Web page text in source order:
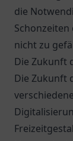
die
nicht zu
Die Zukunft
Die Zukunft